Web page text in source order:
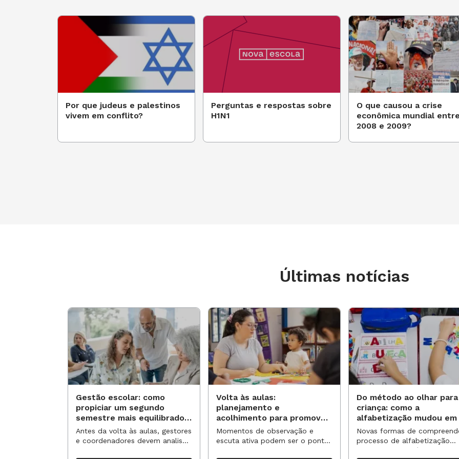
Veja, também, o vídeo do projeto
Por que judeus e palestinos
vivem em conflito?
Perguntas e respostas sobre
H1N1
O que causou a crise
econômica mundial
2008 e 2009?
Últimas notícias
Gestão escolar: como
propiciar um segundo
semestre mais equilibrado
para os professores?
Antes da volta às aulas, gestores
e coordenadores devem analisar
Volta às aulas:
planejamento e
acolhimento para promover
novas aprendizagens
Momentos de observação e
escuta ativa podem ser o ponto
Do método ao olhar para
criança: como a
alfabetização mudou em
anos?
Novas formas de
processo de alfabetização
influenciaram políticas e